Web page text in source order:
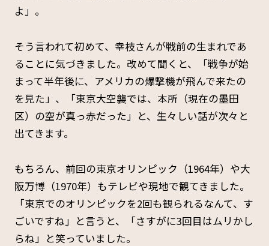
よ」。
そう言われて初めて、幸枝さんが戦前の生まれであ
ることに気づきました。改めて聞くと、「戦争が始
まって半年後に、アメリカの爆撃機が飛んで来たの
を見た」、「東京大空襲では、本所（現在の墨田
区）の空が真っ赤だった」と、生々しい話が次々と
出てきます。
もちろん、前回の東京オリンピック（1964年）や大
阪万博（1970年）もテレビや現地で観てきました。
「東京でのオリンピックを2回も観られるなんて、す
ごいですね」と言うと、「さすがに3回目はムリかし
らね」と笑っていました。